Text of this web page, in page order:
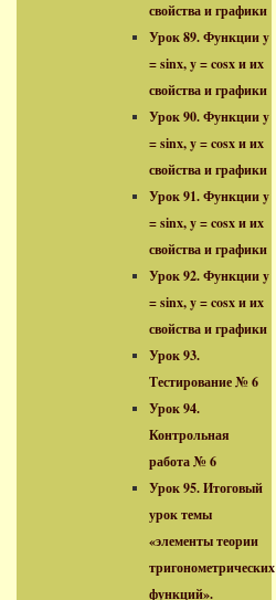
свойства и графики
Урок 89. Функции y
= sinx, y = cosx и их
свойства и графики
Урок 90. Функции y
= sinx, y = cosx и их
свойства и графики
Урок 91. Функции y
= sinx, y = cosx и их
свойства и графики
Урок 92. Функции y
= sinx, y = cosx и их
свойства и графики
Урок 93.
Тестирование № 6
Урок 94.
Контрольная
работа № 6
Урок 95. Итоговый
урок темы
«элементы теории
тригонометрических
функций».